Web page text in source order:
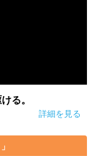
る。
詳細を見る